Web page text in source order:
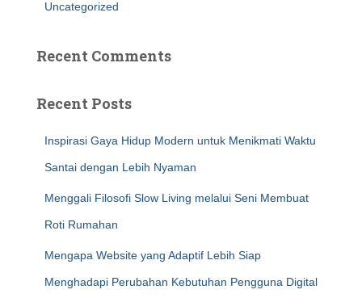
Uncategorized
Recent Comments
Recent Posts
Inspirasi Gaya Hidup Modern untuk Menikmati Waktu
Santai dengan Lebih Nyaman
Menggali Filosofi Slow Living melalui Seni Membuat
Roti Rumahan
Mengapa Website yang Adaptif Lebih Siap
Menghadapi Perubahan Kebutuhan Pengguna Digital